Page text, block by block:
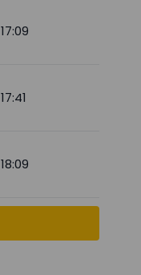
17:09
17:41
18:09